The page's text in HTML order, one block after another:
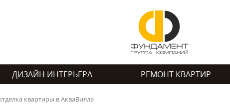
ДИЗАЙН ИНТЕРЬЕРА РЕМОНТ КВАРТИР
квартиры в АкваВилла